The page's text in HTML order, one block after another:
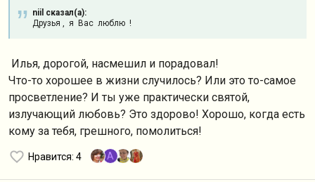
niil сказал(а):
Друзья , я Вас люблю !
Илья, дорогой, насмешил и порадовал!
Что-то хорошее в жизни случилось? Или это то-самое
просветление? И ты уже практически святой,
излучающий любовь? Это здорово! Хорошо, когда есть
кому за тебя, грешного, помолиться!
Нравится: 4 A